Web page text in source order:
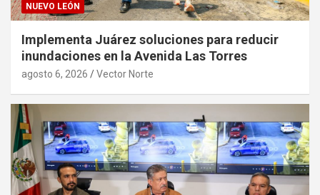
NUEVO LEÓN
Implementa Juárez soluciones para reducir
inundaciones en la Avenida Las Torres
agosto 6, 2026 Vector Norte